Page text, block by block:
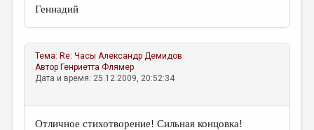
Геннадий
Тема: Re: Часы Александр Демидов
Автор Генриетта Флямер
Дата и время: 25.12.2009, 20:52:34
Отличное стихотворение! Сильная концовка!